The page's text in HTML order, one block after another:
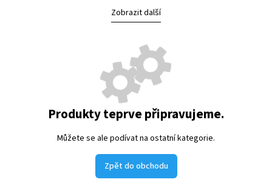
Zobrazit další
Produkty teprve připravujeme.
Můžete se ale podívat na ostatní kategorie.
Zpět do obchodu